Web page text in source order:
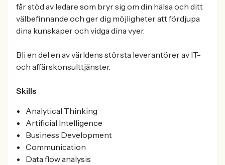
får stöd av ledare som bryr sig om din hälsa och ditt
välbefinnande och ger dig möjligheter att fördjupa
dina kunskaper och vidga dina vyer.
Bli en del en av världens största leverantörer av IT-
och affärskonsulttjänster.
Skills
Analytical Thinking
Artificial Intelligence
Business Development
Communication
Data flow analysis